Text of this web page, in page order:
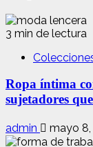
3 min de lectura
Ropa íntima
sujetadores
admin mayo